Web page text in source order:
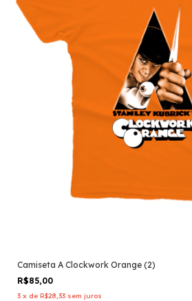
Camiseta A Clockwork Orange (2)
R$85,00
3 x de R$28,33 sem juros